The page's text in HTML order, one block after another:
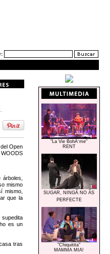
Open
mismo
mismo,
que la
es un
tras
"La Vie BohÃ¨me"
RENT
SUGAR, NINGÃ NO ÃS
PERFECTE
"Chiquitita"
MAMMA MIA!